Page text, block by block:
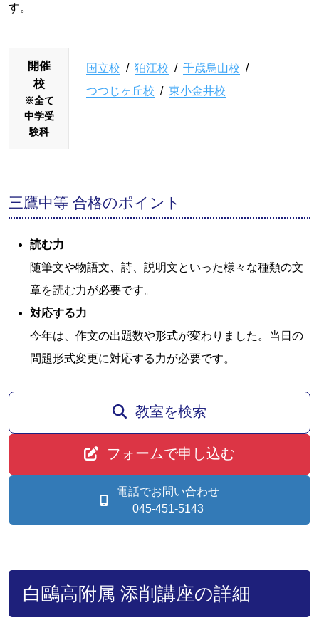
す。
開催
校
※全て
中学受
験科
国立校 / 狛江校 / 千歳烏山校 /
つつじヶ丘校 / 東小金井校
三鷹中等 合格のポイント
読む力
随筆文や物語文、詩、説明文といった様々な種類の文
章を読む力が必要です。
対応する力
今年は、作文の出題数や形式が変わりました。当日の
問題形式変更に対応する力が必要です。
教室を検索
フォームで申し込む
電話でお問い合わせ
045-451-5143
白鷗高附属 添削講座の詳細